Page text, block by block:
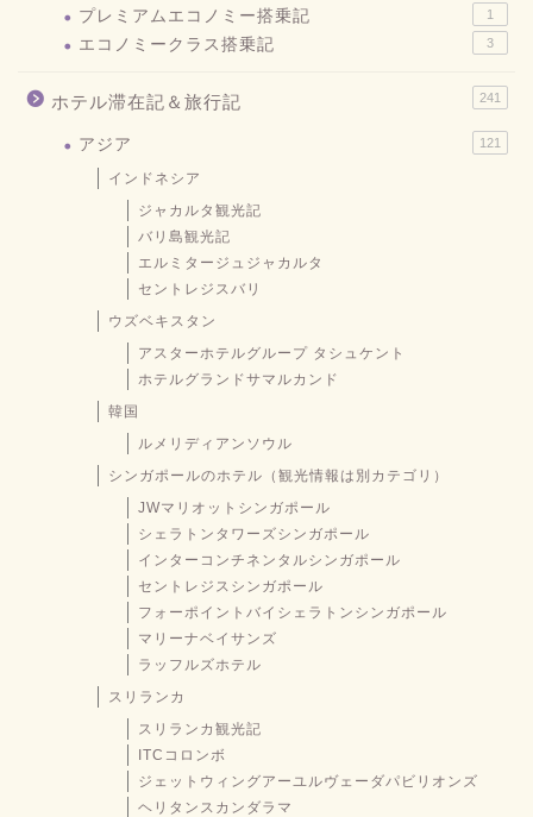
プレミアムエコノミー搭乗記 1
エコノミークラス搭乗記 3
ホテル滞在記＆旅行記 241
アジア 121
インドネシア
ジャカルタ観光記
バリ島観光記
エルミタージュジャカルタ
セントレジスバリ
ウズベキスタン
アスターホテルグループ タシュケント
ホテルグランドサマルカンド
韓国
ルメリディアンソウル
シンガポールのホテル（観光情報は別カテゴリ）
JWマリオットシンガポール
シェラトンタワーズシンガポール
インターコンチネンタルシンガポール
セントレジスシンガポール
フォーポイントバイシェラトンシンガポール
マリーナベイサンズ
ラッフルズホテル
スリランカ
スリランカ観光記
ITCコロンボ
ジェットウィングアーユルヴェーダパビリオンズ
ヘリタンスカンダラマ